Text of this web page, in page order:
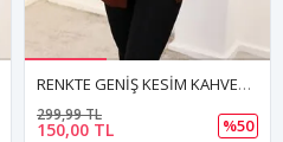
RENKTE GENİŞ KESİM KAHVERENGİ KİMONO CEKET
150,00 TL
299,99 TL
%50